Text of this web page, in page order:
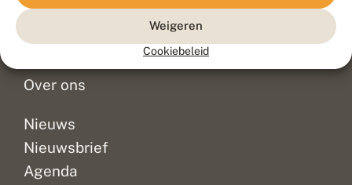
Weigeren
Cookiebeleid
Doneer
Over ons
Nieuws
Nieuwsbrief
Agenda